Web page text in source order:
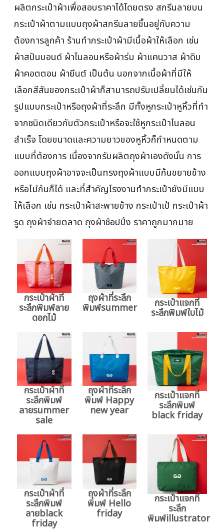
ผลิตกระเป๋าผ้าเพื่อสอบราคาได้โดยตรง สกรีนลายบน
กระเป๋าผ้าตามแบบถุงผ้าสกรีนลายขึ้นอยู่กับความ
ต้องการลูกค้า ร้านทำกระเป๋าผ้ามีเนื้อผ้าให้เลือก เช่น
ผ้าสปันบอนด์ ผ้าไนลอนหรือผ้าร่ม ผ้าแคนวาส ผ้าดิบ
ผ้าคอตตอน ผ้ายีนต์ เป็นต้น นอกจากเนื้อผ้าที่มีให้
เลือกสีสันของกระเป๋าผ้าก็สามารถปรับเปลี่ยนได้เช่นกัน
รูปแบบกระเป๋าหรือถุงผ้าที่ระลึก มีทั้งหูกระเป๋าหูหิ้วที่ทำ
จากชนิดเดียวกับตัวกระเป๋าหรือจะใช้หูกระเป๋าไนลอน
สำเร็จ โดยขนาดและความยาวของหูหิ้วก็กำหนดตาม
แบบที่ต้องการ เนื่องจากรับผลิตถุงผ้าเองดังนั้น การ
ออกแบบถุงผ้าอาจจะเป็นทรงถุงผ้าแบบมีก้นขยายข้าง
หรือไม่ก้นก็ได้ และที่สำคัญโรงงานทำกระเป๋ายังมีแบบ
ให้เลือก เช่น กระเป๋าผ้าสะพายข้าง กระเป๋าเป้ กระเป๋าผ้า
รูด ถุงผ้าจ่ายตลาด ถุงผ้าช้อปปิ้ง ราคาถูกมากมาย
กระเป๋าผ้าที่
ระลึกพิมพ์ลาย
ดอกไม้
ถุงผ้าที่ระลึก
พิมพ์summer กระเป๋าแจกที่
ระลึกพิมพ์ใบไม้
กระเป๋าผ้าที่
ระลึกพิมพ์
ลายsummer
sale
ถุงผ้าที่ระลึก
พิมพ์ Happy
new year
กระเป๋าแจกที่
ระลึกพิมพ์
black friday
กระเป๋าผ้าที่
ระลึกพิมพ์
ลายblack
friday
ถุงผ้าที่ระลึก
พิมพ์ Hello
friday
กระเป๋าแจกที่
ระลึก
พิมพ์illustrator